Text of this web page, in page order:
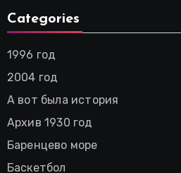
Categories
1996 год
2004 год
А вот была история
Архив 1930 год
Баренцево море
Баскетбол